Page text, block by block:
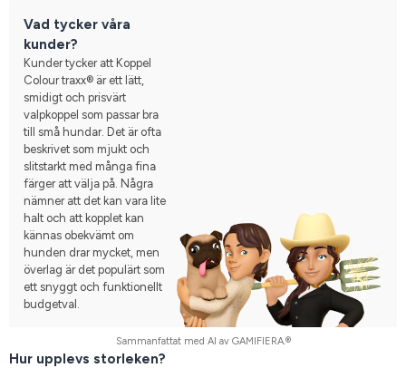
Vad tycker våra
kunder?
Kunder tycker att Koppel
Colour traxx® är ett lätt,
smidigt och prisvärt
valpkoppel som passar bra
till små hundar. Det är ofta
beskrivet som mjukt och
slitstarkt med många fina
färger att välja på. Några
nämner att det kan vara lite
halt och att kopplet kan
kännas obekvämt om
hunden drar mycket, men
överlag är det populärt som
ett snyggt och funktionellt
budgetval.
Sammanfattat med AI av GAMIFIERA.®
Hur upplevs storleken?